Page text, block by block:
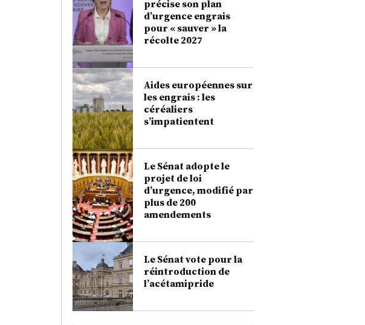
précise son plan
d’urgence engrais
pour « sauver » la
récolte 2027
Aides européennes sur
les engrais : les
céréaliers
s’impatientent
Le Sénat adopte le
projet de loi
d’urgence, modifié par
plus de 200
amendements
Le Sénat vote pour la
réintroduction de
l’acétamipride